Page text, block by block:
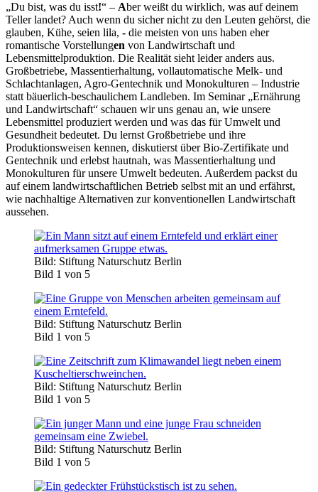
„Du bist, was du isst!“ – Aber weißt du wirklich, was auf deinem
Teller landet? Auch wenn du sicher nicht zu den Leuten gehörst, die
glauben, Kühe, seien lila, - die meisten von uns haben eher
romantische Vorstellungen von Landwirtschaft und
Lebensmittelproduktion. Die Realität sieht leider anders aus.
Großbetriebe, Massentierhaltung, vollautomatische Melk- und
Schlachtanlagen, Agro-Gentechnik und Monokulturen – Industrie
statt bäuerlich-beschaulichem Landleben. Im Seminar „Ernährung
und Landwirtschaft“ schauen wir uns genau an, wie unsere
Lebensmittel produziert werden und was das für Umwelt und
Gesundheit bedeutet. Du lernst Großbetriebe und ihre
Produktionsweisen kennen, diskutierst über Bio-Zertifikate und
Gentechnik und erlebst hautnah, was Massentierhaltung und
Monokulturen für unsere Umwelt bedeuten. Außerdem packst du
auf einem landwirtschaftlichen Betrieb selbst mit an und erfährst,
wie nachhaltige Alternativen zur konventionellen Landwirtschaft
aussehen.
Bild: Stiftung Naturschutz Berlin
Bild 1 von 5
Bild: Stiftung Naturschutz Berlin
Bild 1 von 5
Bild: Stiftung Naturschutz Berlin
Bild 1 von 5
Bild: Stiftung Naturschutz Berlin
Bild 1 von 5